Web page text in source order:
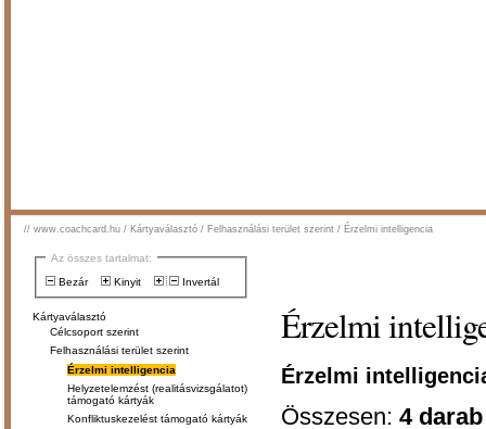
// www.coachcard.hu / Kártyaválasztó / Felhasználási terület szerint / Érzelmi intelligencia
Az összes tartalmat:
Bezár
Kinyit Invertál
Kártyaválasztó
Célcsoport szerint
Felhasználási terület szerint
Érzelmi intelligencia
Helyzetelemzést (realitásvizsgálatot)
támogató kártyák
Konfliktuskezelést támogató kártyák
Érzelmi
Érzelmi
Összesen: 4 darab